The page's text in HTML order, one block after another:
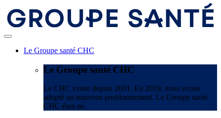
Le Groupe santé CHC
Le Groupe santé CHC
Le CHC existe depuis 2001. En 2019, nous avons
adopté un nouveau positionnement. Le Groupe santé
CHC était né.